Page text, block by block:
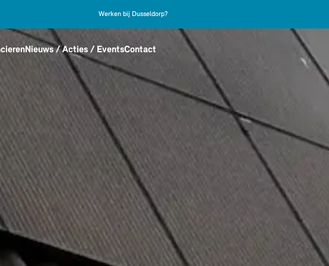
Werken bij Dusseldorp?
Nieuws / Acties / EventsContact